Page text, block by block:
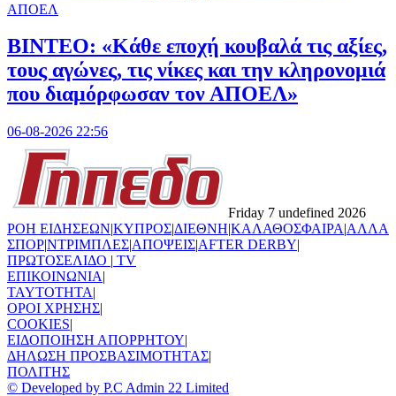
ΑΠΟΕΛ
ΒΙΝΤΕΟ: «Κάθε εποχή κουβαλά τις αξίες,
τους αγώνες, τις νίκες και την κληρονομιά
που διαμόρφωσαν τον ΑΠΟΕΛ»
06-08-2026 22:56
Friday 7 undefined 2026
ΡΟΗ ΕΙΔΗΣΕΩΝ|ΚΥΠΡΟΣ|ΔΙΕΘΝΗ|ΚΑΛΑΘΟΣΦΑΙΡΑ|ΑΛΛΑ
ΣΠΟΡ|ΝΤΡΙΜΠΛΕΣ|ΑΠΟΨΕΙΣ|AFTER DERBY|
ΠΡΩΤΟΣΕΛΙΔΟ | TV
ΕΠΙΚΟΙΝΩΝΙΑ|
TAYTOTHTA|
ΟΡΟΙ ΧΡΗΣΗΣ|
COOKIES|
ΕΙΔΟΠΟΙΗΣΗ ΑΠΟΡΡΗΤΟΥ|
ΔΗΛΩΣΗ ΠΡΟΣΒΑΣΙΜΟΤΗΤΑΣ|
ΠΟΛΙΤΗΣ
© Developed by P.C Admin 22 Limited